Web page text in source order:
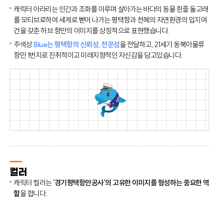
캐릭터 아라리는 인간과 조화를 이루며 살아가는 바다의 동물 흰줄 돌고래
를 모티브로하여 세계로 뻗어 나가는 평택항과 천혜의 자연환경의 입지여
건을 갖춘 허브 항만의 이미지를 상징적으로 표현했습니다.
주색상Blue는 평택항의 신뢰성, 전문성을 전달하고, 21세기 동북아물류
항만 1번지로 진취적이고 미래지향적인 자신감을 담고있습니다.
컬러
캐릭터 컬러는‘경기평택항만공사’의 고유한 이미지를 형성하는 중요한 역
할을 합니다.